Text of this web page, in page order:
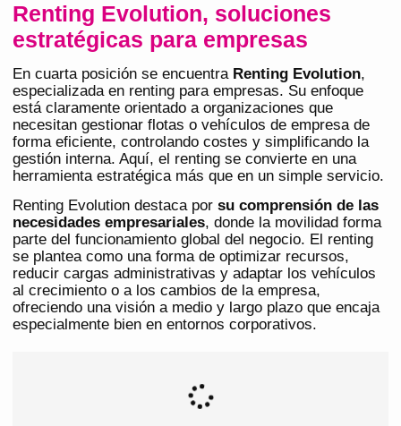
Renting Evolution, soluciones
estratégicas para empresas
En cuarta posición se encuentra Renting Evolution,
especializada en renting para empresas. Su enfoque
está claramente orientado a organizaciones que
necesitan gestionar flotas o vehículos de empresa de
forma eficiente, controlando costes y simplificando la
gestión interna. Aquí, el renting se convierte en una
herramienta estratégica más que en un simple servicio.
Renting Evolution destaca por su comprensión de las
necesidades empresariales, donde la movilidad forma
parte del funcionamiento global del negocio. El renting
se plantea como una forma de optimizar recursos,
reducir cargas administrativas y adaptar los vehículos
al crecimiento o a los cambios de la empresa,
ofreciendo una visión a medio y largo plazo que encaja
especialmente bien en entornos corporativos.